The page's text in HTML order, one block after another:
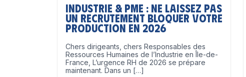
Industrie & PME : ne laissez pas
un recrutement bloquer votre
production en 2026
Chers dirigeants, chers Responsables des
Ressources Humaines de l’Industrie en Île-de-
France, L’urgence RH de 2026 se prépare
maintenant. Dans un […]